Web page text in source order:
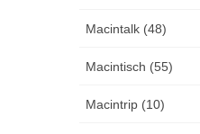
Macintalk (48)
Macintisch (55)
Macintrip (10)